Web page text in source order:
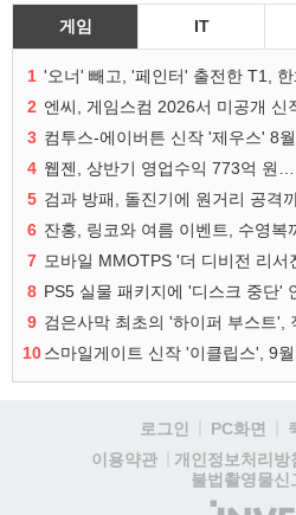
게임 IT
1 '오너' 빼고, '페인터' 출전한 T1,
2 엔씨, 게임스컴 2026서 미공개 신
3
4 웹젠, 상반기 영업수익 773억 원
5
6
7 모바일 MMOTPS '더 디비전 리서
8 PS5 실물 패키지에 '디스크 중단'
9 검은사막 최초의 '하이퍼 부스트',
10스마일게이트 신작 '이클립스', 9
로그인 PC화면
이용약관
개인정보처리방
불법촬영물신
(주)